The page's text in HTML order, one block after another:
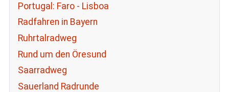
Portugal: Faro - Lisboa
Radfahren in Bayern
Ruhrtalradweg
Rund um den Öresund
Saarradweg
Sauerland Radrunde